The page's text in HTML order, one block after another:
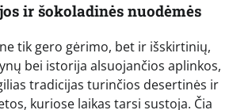
ir šokoladinės nuodėmės
tik gero gėrimo, bet ir išskirtinių,
bei istorija alsuojančios aplinkos,
tradicijas turinčios desertinės ir
kuriose laikas tarsi sustoja. Čia